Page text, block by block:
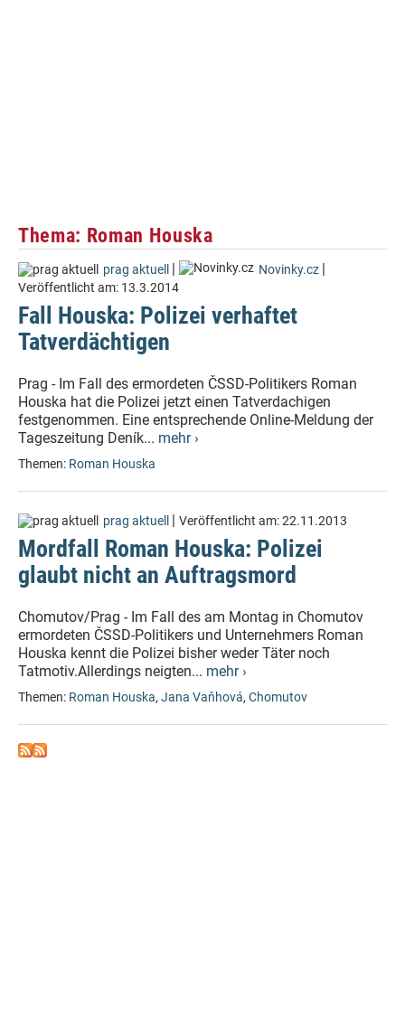
Thema: Roman Houska
prag aktuell | Novinky.cz |
Veröffentlicht am: 13.3.2014
Fall Houska: Polizei verhaftet
Tatverdächtigen
Prag - Im Fall des ermordeten ČSSD-Politikers Roman
Houska hat die Polizei jetzt einen Tatverdachigen
festgenommen. Eine entsprechende Online-Meldung der
Tageszeitung Deník... mehr ›
Themen: Roman Houska
prag aktuell | Veröffentlicht am:22.11.2013
Mordfall Roman Houska: Polizei
glaubt nicht an Auftragsmord
Chomutov/Prag - Im Fall des am Montag in Chomutov
ermordeten ČSSD-Politikers und Unternehmers Roman
Houska kennt die Polizei bisher weder Täter noch
Tatmotiv.Allerdings neigten... mehr ›
Themen: Roman Houska, Jana Vaňhová, Chomutov